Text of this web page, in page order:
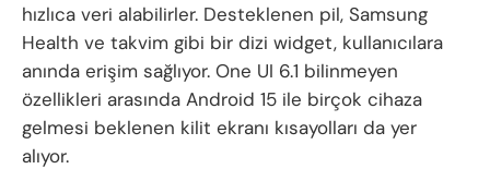
hızlıca veri alabilirler. Desteklenen pil, Samsung
Health ve takvim gibi bir dizi widget, kullanıcılara
anında erişim sağlıyor. One UI 6.1 bilinmeyen
özellikleri arasında Android 15 ile birçok cihaza
gelmesi beklenen kilit ekranı kısayolları da yer
alıyor.